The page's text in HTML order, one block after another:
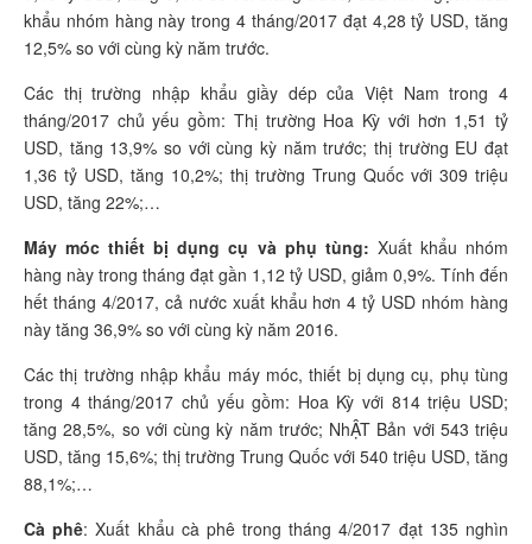
khẩu nhóm hàng này trong 4 tháng/2017 đạt 4,28 tỷ USD, tăng
12,5% so với cùng kỳ năm trước.
Các thị trường nhập khẩu giầy dép của Việt Nam trong 4
tháng/2017 chủ yếu gồm: Thị trường Hoa Kỳ với hơn 1,51 tỷ
USD, tăng 13,9% so với cùng kỳ năm trước; thị trường EU đạt
1,36 tỷ USD, tăng 10,2%; thị trường Trung Quốc với 309 triệu
USD, tăng 22%;…
Máy móc thiết bị dụng cụ và phụ tùng: Xuất khẩu nhóm
hàng này trong tháng đạt gần 1,12 tỷ USD, giảm 0,9%. Tính đến
hết tháng 4/2017, cả nước xuất khẩu hơn 4 tỷ USD nhóm hàng
này tăng 36,9% so với cùng kỳ năm 2016.
Các thị trường nhập khẩu máy móc, thiết bị dụng cụ, phụ tùng
trong 4 tháng/2017 chủ yếu gồm: Hoa Kỳ với 814 triệu USD;
tăng 28,5%, so với cùng kỳ năm trước; NhẬT Bản với 543 triệu
USD, tăng 15,6%; thị trường Trung Quốc với 540 triệu USD, tăng
88,1%;…
Cà phê: Xuất khẩu cà phê trong tháng 4/2017 đạt 135 nghìn